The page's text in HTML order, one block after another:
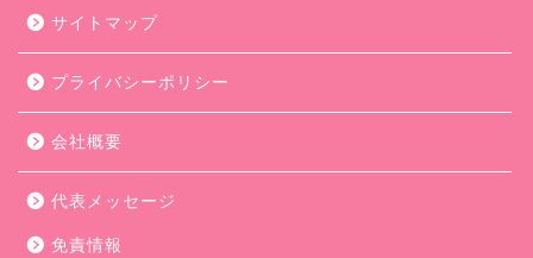
サイトマップ
プライバシーポリシー
会社概要
代表メッセージ
免責情報